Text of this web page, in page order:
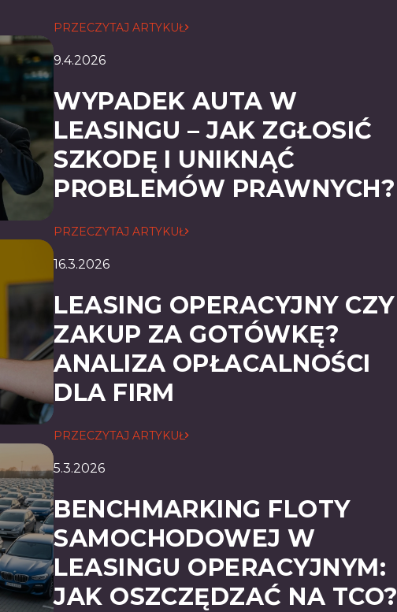
PRZECZYTAJ ARTYKUŁ
9.4.2026
WYPADEK AUTA W
LEASINGU – JAK ZGŁOSIĆ
SZKODĘ I UNIKNĄĆ
PROBLEMÓW PRAWNYCH?
PRZECZYTAJ ARTYKUŁ
16.3.2026
LEASING OPERACYJNY CZY
ZAKUP ZA GOTÓWKĘ?
ANALIZA OPŁACALNOŚCI
DLA FIRM
PRZECZYTAJ ARTYKUŁ
5.3.2026
BENCHMARKING FLOTY
SAMOCHODOWEJ W
LEASINGU OPERACYJNYM:
JAK OSZCZĘDZAĆ NA TCO?